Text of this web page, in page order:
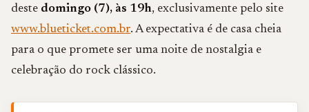
deste domingo (7), às 19h, exclusivamente pelo site
www.blueticket.com.br. A expectativa é de casa cheia
para o que promete ser uma noite de nostalgia e
celebração do rock clássico.